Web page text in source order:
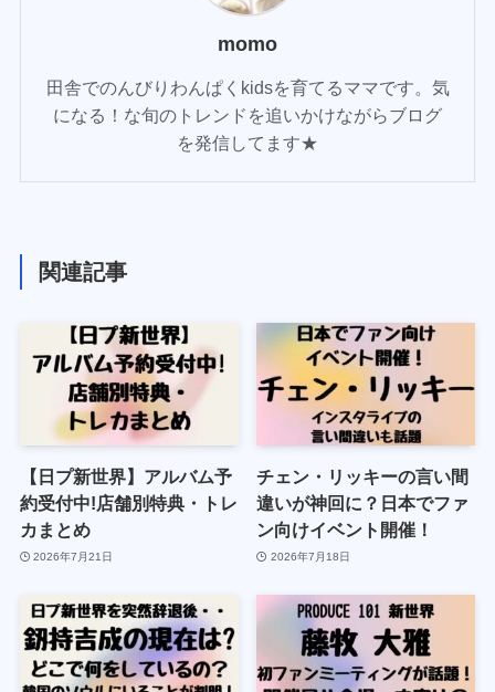
momo
田舎でのんびりわんぱくkidsを育てるママです。気
になる！な旬のトレンドを追いかけながらブログ
を発信してます★
関連記事
【日プ新世界】アルバム予
約受付中!店舗別特典・トレ
カまとめ
2026年7月21日
チェン・リッキーの言い間
違いが神回に？日本でファ
ン向けイベント開催！
2026年7月18日